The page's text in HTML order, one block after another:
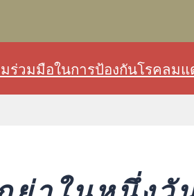
ร่วมมือในการป้องกันโรคลมแ